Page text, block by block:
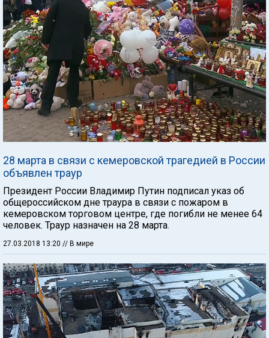
28 марта в связи с кемеровской трагедией в России
объявлен траур
Президент России Владимир Путин подписал указ об
общероссийском дне траура в связи с пожаром в
кемеровском торговом центре, где погибли не менее 64
человек. Траур назначен на 28 марта.
27.03.2018 13:20 // В мире